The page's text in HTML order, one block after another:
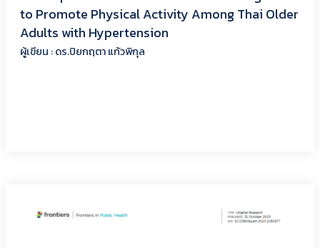
to Promote Physical Activity Among Thai Older
Adults with Hypertension
ผู้เขียน : ดร.ปิยกฤตา แก้วพิกุล